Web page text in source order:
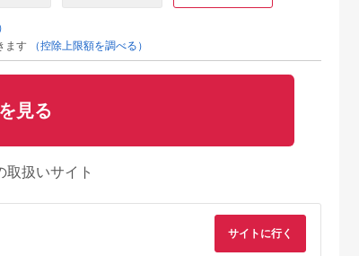
ます
（控除上限額を調べる）
見る
取扱いサイト
サイトに行く